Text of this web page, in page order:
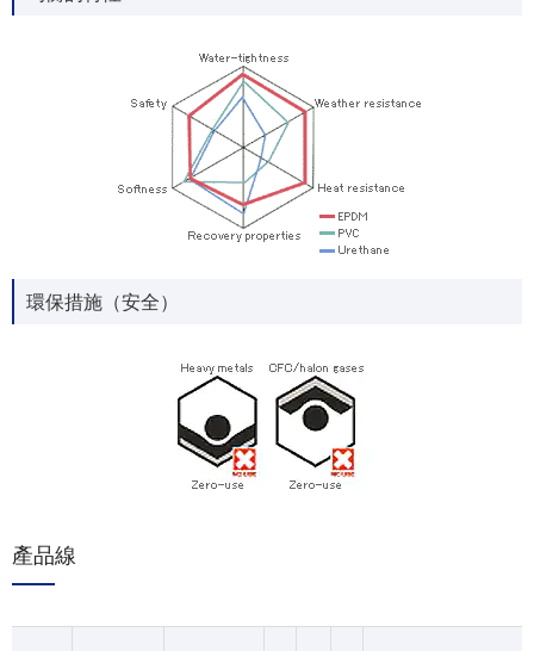
環保措施（安全）
產品線